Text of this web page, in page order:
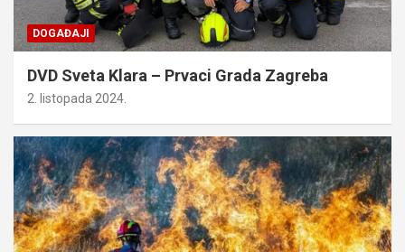
DOGAĐAJI
DVD Sveta Klara – Prvaci Grada Zagreba
2. listopada 2024.